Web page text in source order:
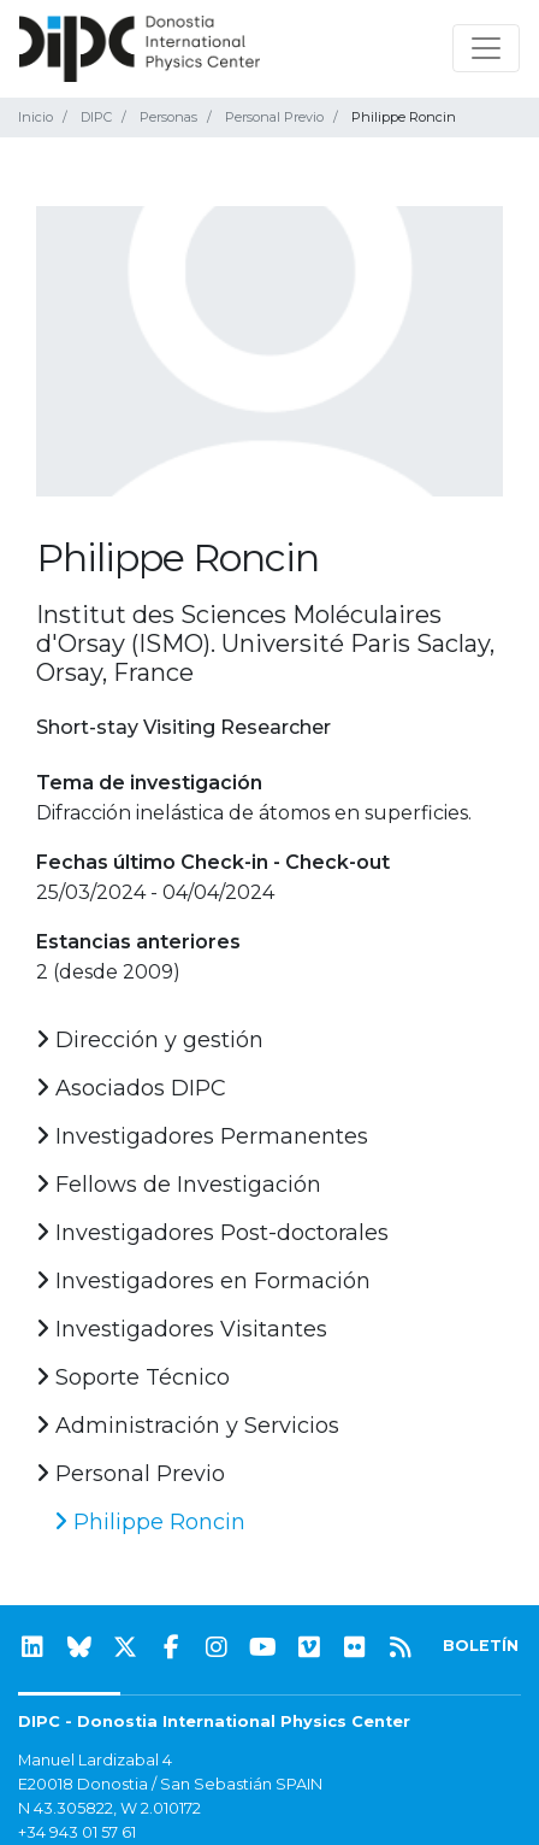
Inicio DIPC Personas Personal Previo Philippe Roncin
Philippe Roncin
Institut des Sciences Moléculaires
d'Orsay (ISMO). Université Paris Saclay,
Orsay, France
Short-stay Visiting Researcher
Tema de investigación
Difracción inelástica de átomos en superficies.
Fechas último Check-in - Check-out
25/03/2024 - 04/04/2024
Estancias anteriores
2 (desde 2009)
Dirección y gestión
Asociados DIPC
Investigadores Permanentes
Fellows de Investigación
Investigadores Post-doctorales
Investigadores en Formación
Investigadores Visitantes
Soporte Técnico
Administración y Servicios
Personal Previo
Philippe Roncin
BOLETÍN
DIPC - Donostia International Physics Center
Manuel Lardizabal 4
E20018 Donostia / San Sebastián SPAIN
N 43.305822, W 2.010172
+34 943 01 57 61